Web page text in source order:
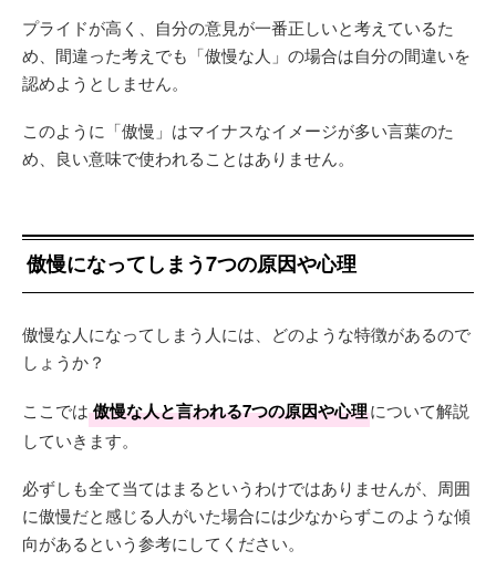
プライドが高く、自分の意見が一番正しいと考えているた
め、間違った考えでも「傲慢な人」の場合は自分の間違いを
認めようとしません。
このように「傲慢」はマイナスなイメージが多い言葉のた
め、良い意味で使われることはありません。
傲慢になってしまう7つの原因や心理
傲慢な人になってしまう人には、どのような特徴があるので
しょうか？
ここでは 傲慢な人と言われる7つの原因や心理について解説
していきます。
必ずしも全て当てはまるというわけではありませんが、周囲
に傲慢だと感じる人がいた場合には少なからずこのような傾
向があるという参考にしてください。